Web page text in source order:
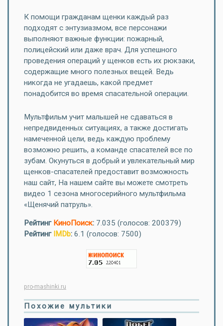
К помощи гражданам щенки каждый раз
подходят с энтузиазмом, все персонажи
выполняют важные функции: пожарный,
полицейский или даже врач. Для успешного
проведения операций у щенков есть их рюкзаки,
содержащие много полезных вещей. Ведь
никогда не угадаешь, какой предмет
понадобится во время спасательной операции.
Мультфильм учит малышей не сдаваться в
непредвиденных ситуациях, а также достигать
намеченной цели, ведь каждую проблему
возможно решить, а команде спасателей все по
зубам. Окунуться в добрый и увлекательный мир
щенков-спасателей предоставит возможность
наш сайт, На нашем сайте вы можете смотреть
видео 1 сезона многосерийного мультфильма
«Щенячий патруль».
Рейтинг КиноПоиск: 7.035 (голосов: 200379)
Рейтинг IMDb: 6.1 (голосов: 7500)
pro-mashinki.ru
Похожие мультики